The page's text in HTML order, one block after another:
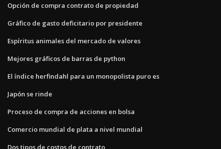
Opción de compra contrato de propiedad
Gráfico de gasto deficitario por presidente
Espíritus animales del mercado de valores
Mejores gráficos de barras de python
El índice herfindahl para un monopolista puro es
Japón se rinde
Proceso de compra de acciones en bolsa
Comercio mundial de plata a nivel mundial
Dos tipos de costos de contrato